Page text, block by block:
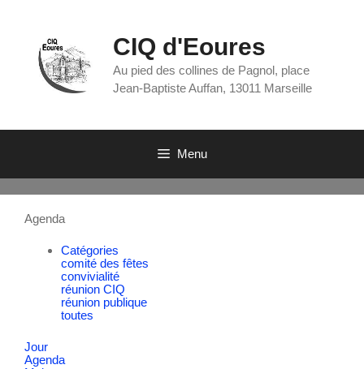
CIQ d'Eoures
Au pied des collines de Pagnol, place
Jean-Baptiste Auffan, 13011 Marseille
Menu
Agenda
Catégories
comité des fêtes
convivialité
réunion CIQ
réunion publique
toutes
Jour
Agenda